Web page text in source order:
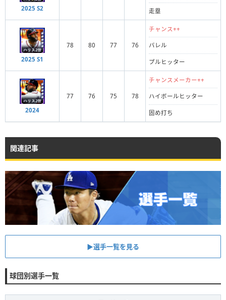
2025 S2 走塁
2025 S1
78 80 77 76
チャンス++
バレル
プルヒッター
2024
77 76 75 78
チャンスメーカー++
ハイボールヒッター
固め打ち
関連記事
▶︎選手一覧を見る
球団別選手一覧